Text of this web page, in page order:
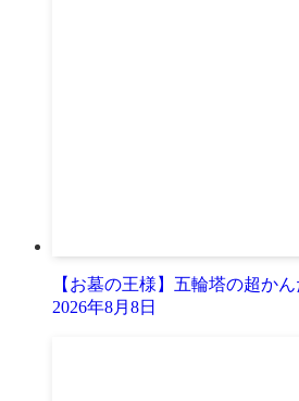
【お墓の王様】五輪塔の超かん
2026年8月8日